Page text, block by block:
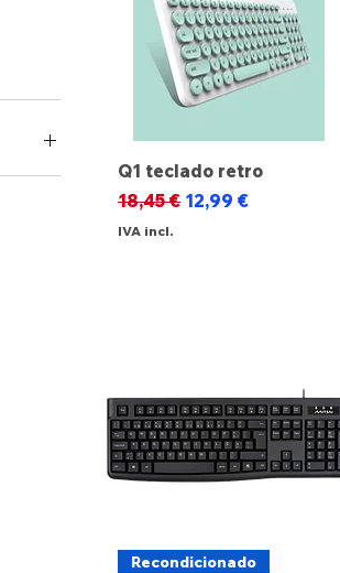
Q1 teclado retro
Preço normal
18,45 € Preço promocional
12,99 €
IVA incl.
Recondicionado